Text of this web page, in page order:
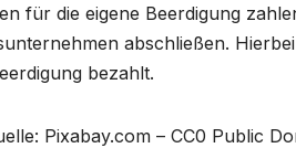
für die eigene Beerdigung
abschließen. Hierbei
bezahlt.
Pixabay.com – CC0 Public